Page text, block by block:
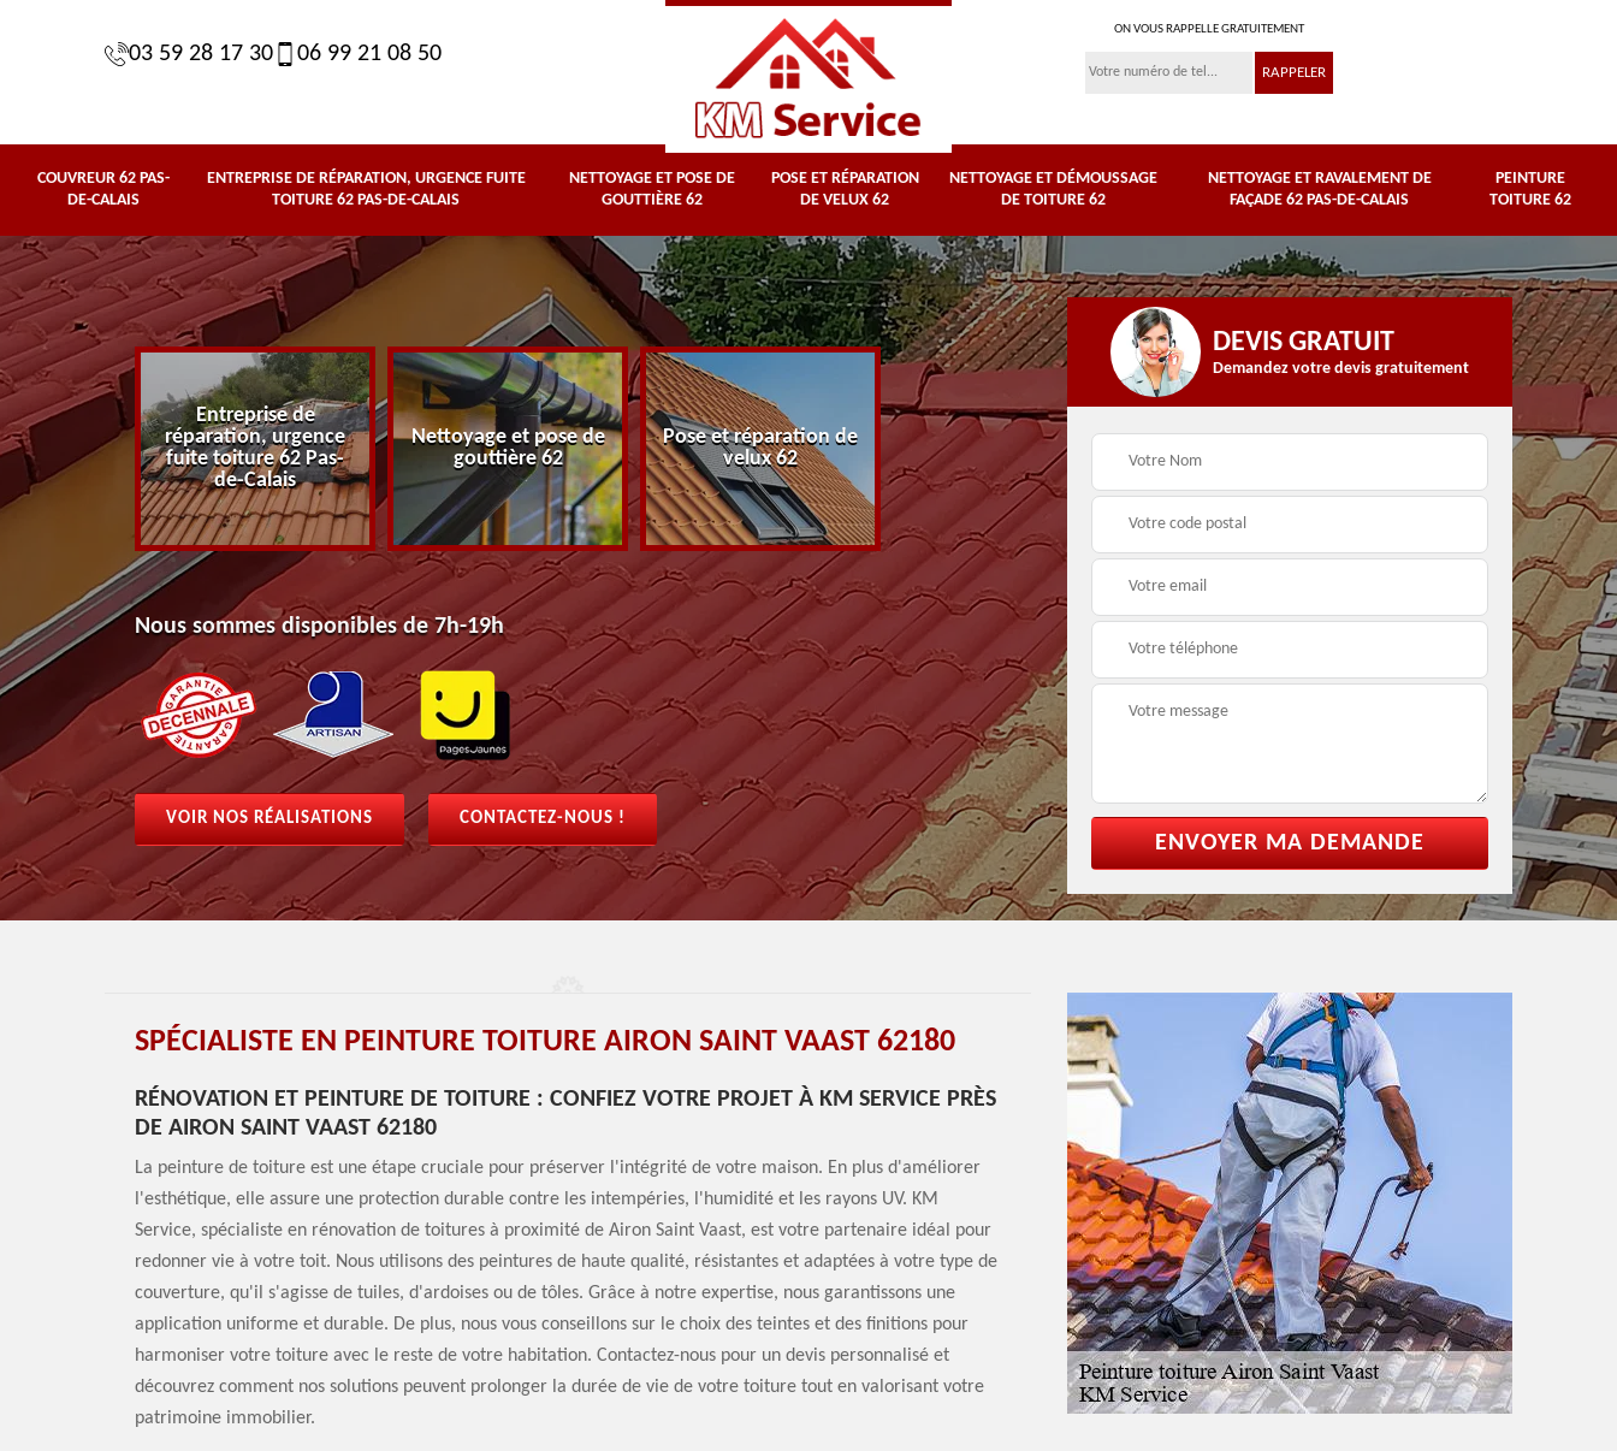
03 59 28 17 30 06 99 21 08 50
ON VOUS RAPPELLE GRATUITEMENT
COUVREUR 62 PAS-
DE-CALAIS
ENTREPRISE DE RÉPARATION, URGENCE FUITE
TOITURE 62 PAS-DE-CALAIS
NETTOYAGE ET POSE DE
GOUTTIÈRE 62
POSE ET RÉPARATION
DE VELUX 62
NETTOYAGE ET DÉMOUSSAGE
DE TOITURE 62
NETTOYAGE ET RAVALEMENT DE
FAÇADE 62 PAS-DE-CALAIS
PEINTURE
TOITURE 62
Pas-de-
Entreprise de
réparation, urgence
fuite toiture 62 Pas-
de-Calais
Nettoyage et pose de
gouttière 62
Pose et réparation de
velux 62
Nettoyage et
démoussage de
toiture 62
62 Pas-de-Calais
Peinture toiture 62
Nous sommes disponibles de 7h-19h
VOIR NOS RÉALISATIONS CONTACTEZ-NOUS !
DEVIS GRATUIT
Demandez votre devis gratuitement
SPÉCIALISTE EN PEINTURE TOITURE AIRON SAINT VAAST 62180
RÉNOVATION ET PEINTURE DE TOITURE : CONFIEZ VOTRE PROJET À KM SERVICE PRÈS
DE AIRON SAINT VAAST 62180
La peinture de toiture est une étape cruciale pour préserver l'intégrité de votre maison. En plus d'améliorer
l'esthétique, elle assure une protection durable contre les intempéries, l'humidité et les rayons UV. KM
Service, spécialiste en rénovation de toitures à proximité de Airon Saint Vaast, est votre partenaire idéal pour
redonner vie à votre toit. Nous utilisons des peintures de haute qualité, résistantes et adaptées à votre type de
couverture, qu'il s'agisse de tuiles, d'ardoises ou de tôles. Grâce à notre expertise, nous garantissons une
application uniforme et durable. De plus, nous vous conseillons sur le choix des teintes et des finitions pour
harmoniser votre toiture avec le reste de votre habitation. Contactez-nous pour un devis personnalisé et
découvrez comment nos solutions peuvent prolonger la durée de vie de votre toiture tout en valorisant votre
patrimoine immobilier.